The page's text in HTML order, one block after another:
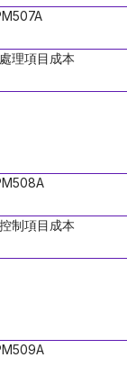
理項目成本
制項目成本